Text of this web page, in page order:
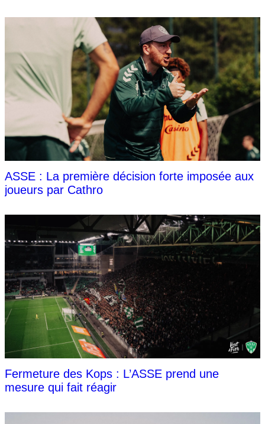
ASSE : La première décision forte imposée aux
joueurs par Cathro
Fermeture des Kops : L’ASSE prend une
mesure qui fait réagir